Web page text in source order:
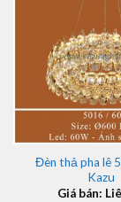
Đèn thả pha lê
Kazu
Giá bán: